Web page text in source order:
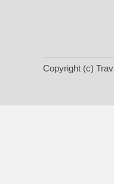
Copyright (c)